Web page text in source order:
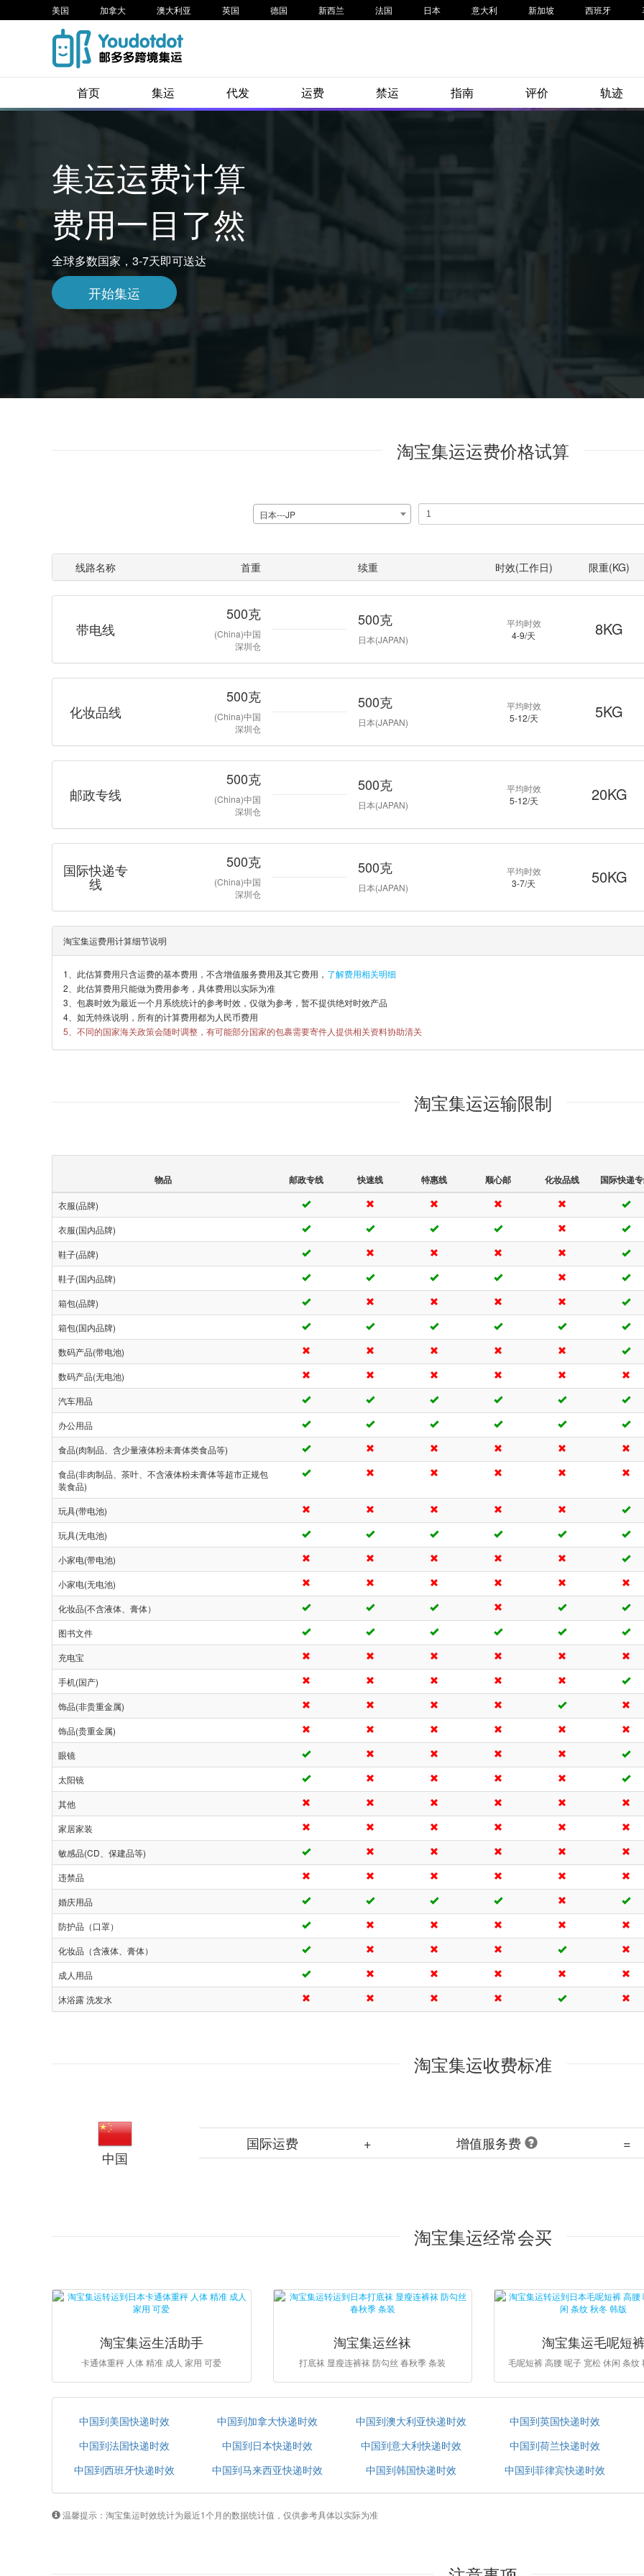
美国 加拿大 澳大利亚 英国 德国 新西兰 法国 日本 意大利 新加坡 西班牙
首页 集运 代发 运费 禁运 指南 评价 轨迹
集运运费计算
费用一目了然
全球多数国家，3-7天即可送达
开始集运
淘宝集运运费价格试算
日本---JP
线路名称 首重 续重 时效(工作日) 限重(KG)
带电线
500克
(China)中国
深圳仓
500克
日本(JAPAN)
平均时效
4-9/天
8KG
化妆品线
500克
(China)中国
深圳仓
500克
日本(JAPAN)
平均时效
5-12/天
5KG
邮政专线
500克
(China)中国
深圳仓
500克
日本(JAPAN)
平均时效
5-12/天
20KG
国际快递专
线
500克
(China)中国
深圳仓
500克
日本(JAPAN)
平均时效
3-7/天
50KG
淘宝集运费用计算细节说明
1、此估算费用只含运费的基本费用，不含增值服务费用及其它费用， 了解费用相关明细
2、此估算费用只能做为费用参考，具体费用以实际为准
3、包裹时效为最近一个月系统统计的参考时效，仅做为参考，暂不提供绝对时效产品
4、如无特殊说明，所有的计算费用都为人民币费用
5、不同的国家海关政策会随时调整，有可能部分国家的包裹需要寄件人提供相关资料协助清关
淘宝集运运输限制
物品 邮政专线 快速线 特惠线 顺心邮 化妆品线 国际快递
衣服(品牌)
衣服(国内品牌)
鞋子(品牌)
鞋子(国内品牌)
箱包(品牌)
箱包(国内品牌)
数码产品(带电池)
数码产品(无电池)
汽车用品
办公用品
食品(肉制品、含少量液体粉未膏体类食品等)
食品(非肉制品、茶叶、不含液体粉未膏体等超市正规包
装食品)
玩具(带电池)
玩具(无电池)
小家电(带电池)
小家电(无电池)
化妆品(不含液体、膏体）
图书文件
充电宝
手机(国产)
饰品(非贵重金属)
饰品(贵重金属)
眼镜
太阳镜
其他
家居家装
敏感品(CD、保建品等)
违禁品
婚庆用品
防护品（口罩）
化妆品（含液体、膏体）
成人用品
沐浴露 洗发水
淘宝集运收费标准
中国
国际运费 + 增值服务费 =
淘宝集运经常会买
淘宝集运生活助手
卡通体重秤 人体 精准 成人 家用 可爱
淘宝集运丝袜
打底袜 显瘦连裤袜 防勾丝 春秋季 条装
淘宝集运毛呢短
毛呢短裤 高腰 呢子 宽松 休闲 条纹
中国到美国快递时效 中国到加拿大快递时效 中国到澳大利亚快递时效
中国到英国快递时效
中国到法国快递时效
中国到日本快递时效 中国到意大利快递时效
中国到荷兰快递时效
中国到西班牙快递时效
中国到马来西亚快递时效 中国到韩国快递时效 中国到菲律宾快递时效
温馨提示：淘宝集运时效统计为最近1个月的数据统计值，仅供参考具体以实际为准